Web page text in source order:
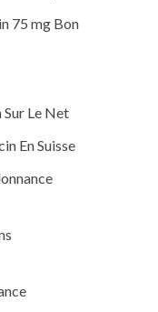
75 mg Bon
Le Net
En Suisse